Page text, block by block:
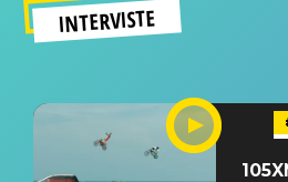
INTERVISTE